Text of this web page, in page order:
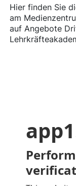
Hier finden Sie
am
auf Angebote